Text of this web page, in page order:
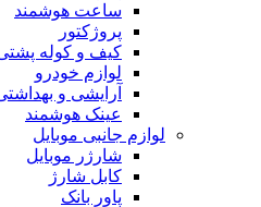
ساعت هوشمند
پروژکتور
کیف و کوله
لوازم خودرو
آرایشی و
عینک هوشمند
لوازم جانبی موبایل
شارژر موبایل
کابل شارژ
پاور بانک